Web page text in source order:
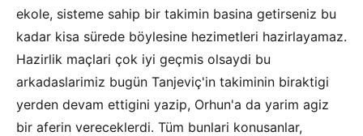
ekole, sisteme sahip bir takimin basina getirseniz bu
kadar kisa sürede böylesine hezimetleri hazirlayamaz.
Hazirlik maçlari çok iyi geçmis olsaydi bu
arkadaslarimiz bugün Tanjeviç'in takiminin biraktigi
yerden devam ettigini yazip, Orhun'a da yarim agiz
bir aferin vereceklerdi. Tüm bunlari konusanlar,